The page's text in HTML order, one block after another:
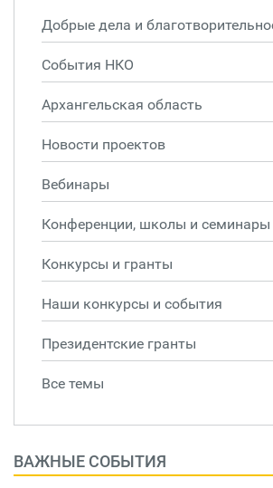
Добрые дела и
События НКО
Архангельская область
Новости проектов
Вебинары
Конференции, школы и семинары
Конкурсы и гранты
Наши конкурсы и события
Президентские гранты
Все темы
ВАЖНЫЕ СОБЫТИЯ